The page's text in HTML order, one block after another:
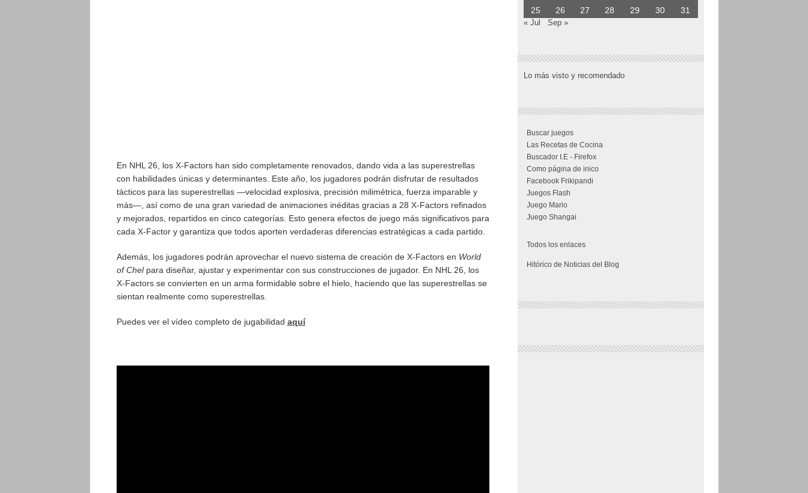
En NHL 26, los X-Factors han sido completamente renovados, dando vida a las superestrellas
con habilidades únicas y determinantes. Este año, los jugadores podrán disfrutar de resultados
tácticos para las superestrellas —velocidad explosiva, precisión milimétrica, fuerza imparable y
más—, así como de una gran variedad de animaciones inéditas gracias a 28 X-Factors refinados
y mejorados, repartidos en cinco categorías. Esto genera efectos de juego más significativos para
cada X-Factor y garantiza que todos aporten verdaderas diferencias estratégicas a cada partido.
Además, los jugadores podrán aprovechar el nuevo sistema de creación de X-Factors en World
of Chelpara diseñar, ajustar y experimentar con sus construcciones de jugador. En NHL 26, los
X-Factors se convierten en un arma formidable sobre el hielo, haciendo que las superestrellas se
sientan realmente como superestrellas.
Puedes ver el vídeo completo de jugabilidad aquí
25
26 27 28 29 30 31
« Jul Sep »
Lo más visto y recomendado
Buscar juegos
Las Recetas de Cocina
Buscador I.E - Firefox
Como página de inico
Facebook Frikipandi
Juegos Flash
Juego Mario
Juego Shangai
Todos los enlaces
Hitórico de Noticias del Blog